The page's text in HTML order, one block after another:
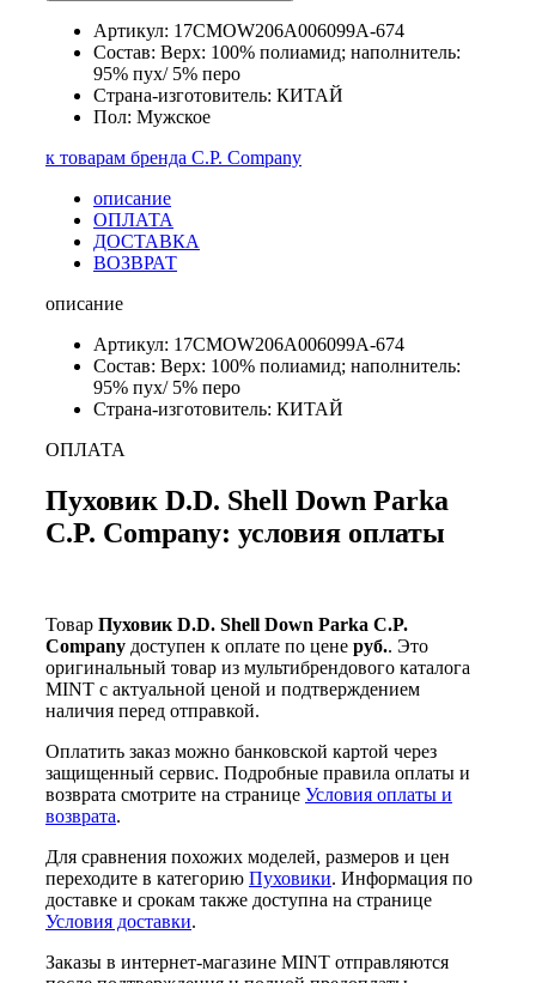
Артикул: 17CMOW206A006099A-674
Состав: Верх: 100% полиамид; наполнитель:
95% пух/ 5% перо
Страна-изготовитель: КИТАЙ
Пол: Мужское
к товарам бренда C.P. Company
описание
ОПЛАТА
ДОСТАВКА
ВОЗВРАТ
описание
Артикул: 17CMOW206A006099A-674
Состав: Верх: 100% полиамид; наполнитель:
95% пух/ 5% перо
Страна-изготовитель: КИТАЙ
ОПЛАТА
Пуховик D.D. Shell Down Parka
C.P. Company: условия оплаты
Товар Пуховик D.D. Shell Down Parka C.P.
Company доступен к оплате по цене руб.. Это
оригинальный товар из мультибрендового каталога
MINT с актуальной ценой и подтверждением
наличия перед отправкой.
Оплатить заказ можно банковской картой через
защищенный сервис. Подробные правила оплаты и
возврата смотрите на странице Условия оплаты и
возврата.
Для сравнения похожих моделей, размеров и цен
переходите в категорию Пуховики. Информация по
доставке и срокам также доступна на странице
Условия доставки.
Заказы в интернет-магазине MINT отправляются